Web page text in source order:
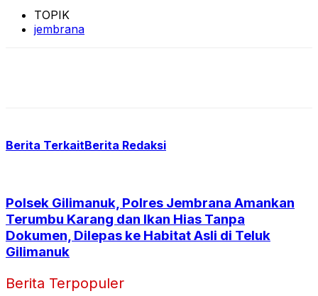
TOPIK
jembrana
Berita TerkaitBerita Redaksi
Polsek Gilimanuk, Polres Jembrana Amankan
Terumbu Karang dan Ikan Hias Tanpa
Dokumen, Dilepas ke Habitat Asli di Teluk
Gilimanuk
Berita Terpopuler